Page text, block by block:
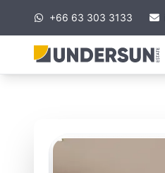
+66 63 303 3133